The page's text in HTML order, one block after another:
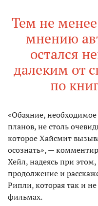
Тем не
мнению
остался
далеким от
по
«Обаяние,
планов, не столь
которое Хайсмит
осознать», —
Хейл, надеясь при
продолжение и
Рипли, которая так и
фильмах.